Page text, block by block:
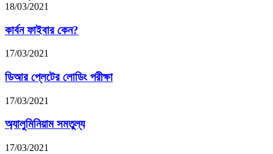
18/03/2021
কার্বন ফাইবার কেন?
17/03/2021
ডিআর প্লেটের লোডিং পরীক্ষা
17/03/2021
অ্যালুমিনিয়াম সমতুল্য
17/03/2021